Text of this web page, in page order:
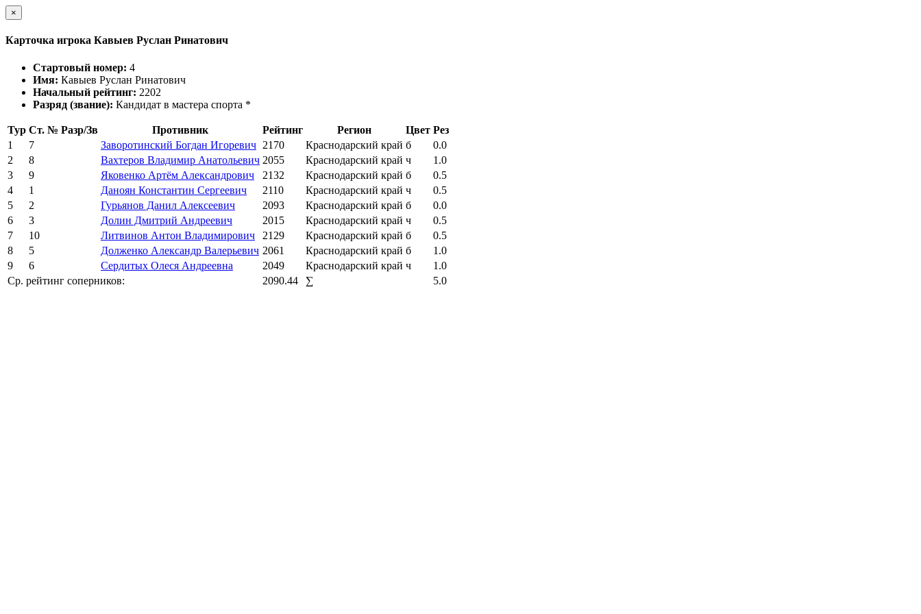
×
Карточка игрока Кавыев Руслан Ринатович
Стартовый номер: 4
Имя: Кавыев Руслан Ринатович
Начальный рейтинг: 2202
Разряд (звание): Кандидат в мастера спорта *
Тур Ст. № Разр/Зв Противник Рейтинг Регион Цвет Рез
1
7 Заворотинский Богдан Игоревич 2170 Краснодарский край б
0.0
2
8 Вахтеров Владимир Анатольевич 2055 Краснодарский край ч
1.0
3
9 Яковенко Артём Александрович 2132 Краснодарский край б
0.5
4
1 Даноян Константин Сергеевич 2110 Краснодарский край ч
0.5
5
2 Гурьянов Данил Алексеевич 2093 Краснодарский край б
0.0
6
3 Долин Дмитрий Андреевич 2015 Краснодарский край ч
0.5
7
10 Литвинов Антон Владимирович 2129 Краснодарский край б
0.5
8
5 Долженко Александр Валерьевич 2061 Краснодарский край б
1.0
9
6 Сердитых Олеся Андреевна 2049 Краснодарский край ч
1.0
Ср. рейтинг соперников:
2090.44 ∑ 5.0